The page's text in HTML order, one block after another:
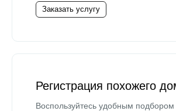
Заказать услугу
Регистрация похожего
Воспользуйтесь удобным